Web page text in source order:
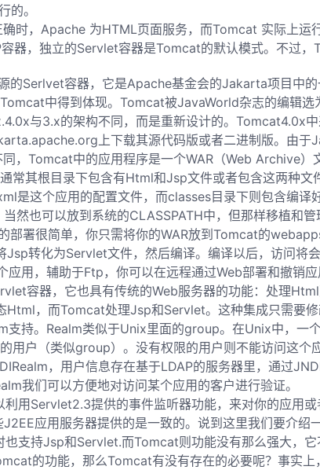
的。
时，Apache 为HTML页面服务，而Tomcat 实际上运
器，独立的Servlet容器是Tomcat的默认模式。不过
Serlvet容器，它是Apache基金会的Jakarta项目中
中得到体现。Tomcat被JavaWorld杂志的编辑选
与3.x的架构不同，而是重新设计的。Tomcat4.0x
上下载其源代码版或者二进制版。由于
，Tomcat中的应用程序是一个WAR（Web Archive）
常其根目录下包含有Html和Jsp文件或者包含这两种
是这个应用的配置文件，而classes目录下则包含编
然也可以放到系统的CLASSPATH中，但那样移植和管
署很简单，你只需将你的WAR放到Tomcat的
Jsp转化为Servlet文件，然后编译。编译以后，访问
用，辅助于Ftp，你可以在远程通过Web部署和撤销应
容器，它也具有传统的Web服务器的功能：处理
Html，而Tomcat处理Jsp和Servlet。这种集成只需要
持。Realm类似于Unix里面的group。在Unix中，一
的用户（类似group）。没有权限的用户则不能访问这
，用户信息存在基于LDAP的服务器里，通过
我们可以方便地对访问某个应用的客户进行验证。
用Servlet2.3提供的事件监听器功能，来对你的应用
应用服务器提供的是一致的。说到这里我们要介
支持Jsp和Servlet.而Tomcat则功能没有那么强大，
的功能，那么Tomcat有没有存在的必要呢？事实